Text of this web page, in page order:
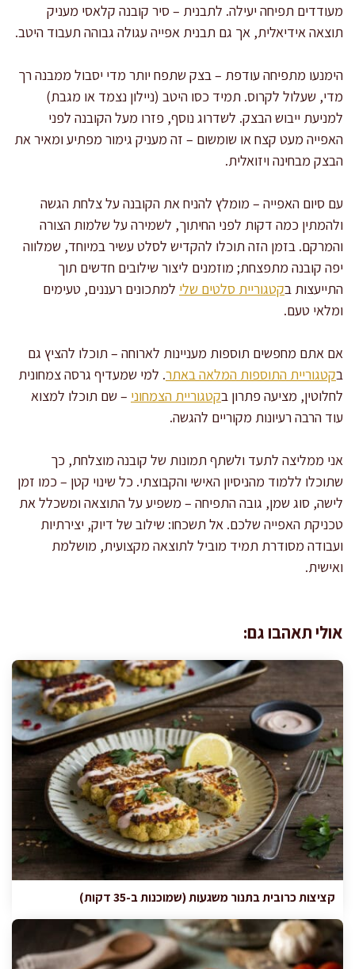
מעודדים תפיחה יעילה. לתבנית – סיר קובנה קלאסי מעניק
תוצאה אידיאלית, אך גם תבנית אפייה עגולה גבוהה תעבוד היטב.
הימנעו מתפיחה עודפת – בצק שתפח יותר מדי יסבול ממבנה רך
מדי, שעלול לקרוס. תמיד כסו היטב (ניילון נצמד או מגבת)
למניעת ייבוש הבצק. לשדרוג נוסף, פזרו מעל הקובנה לפני
האפייה מעט קצח או שומשום – זה מעניק גימור מפתיע ומאיר את
הבצק מבחינה ויזואלית.
עם סיום האפייה – מומלץ להניח את הקובנה על צלחת הגשה
ולהמתין כמה דקות לפני החיתוך, לשמירה על שלמות הצורה
והמרקם. בזמן הזה תוכלו להקדיש לסלט עשיר במיוחד, שמלווה
יפה קובנה מתפצחת; מוזמנים ליצור שילובים חדשים תוך
התייעצות בקטגוריית סלטים שלי למתכונים רעננים, טעימים
ומלאי טעם.
אם אתם מחפשים תוספות מעניינות לארוחה – תוכלו להציץ גם
בקטגוריית התוספות המלאה באתר. למי שמעדיף גרסה צמחונית
לחלוטין, מציעה פתרון בקטגוריית הצמחוני – שם תוכלו למצוא
עוד הרבה רעיונות מקוריים להגשה.
אני ממליצה לתעד ולשתף תמונות של קובנה מוצלחת, כך
שתוכלו ללמוד מהניסיון האישי והקבוצתי. כל שינוי קטן – כמו זמן
לישה, סוג שמן, גובה התפיחה – משפיע על התוצאה ומשכלל את
טכניקת האפייה שלכם. אל תשכחו: שילוב של דיוק, יצירתיות
ועבודה מסודרת תמיד מוביל לתוצאה מקצועית, מושלמת
ואישית.
אולי תאהבו גם:
קציצות כרובית בתנור משגעות (שמוכנות ב-35 דקות)